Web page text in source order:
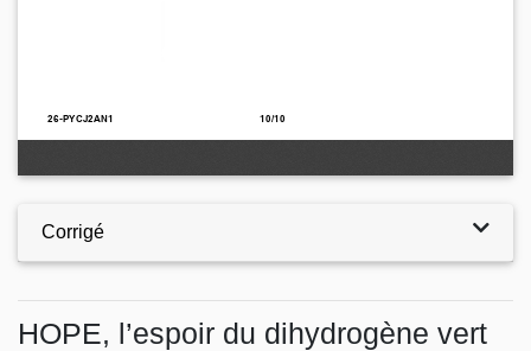
Corrigé
HOPE, l’espoir du dihydrogène vert